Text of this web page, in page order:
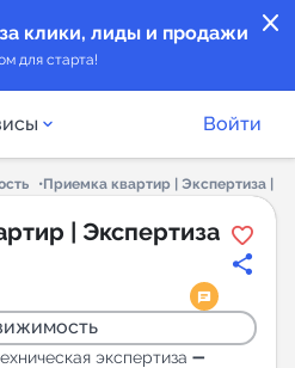
close
клики, лиды и продажи
для старта!
Войти
Приемка квартир | Экспертиза |
| Экспертиза
экспертиза ➖